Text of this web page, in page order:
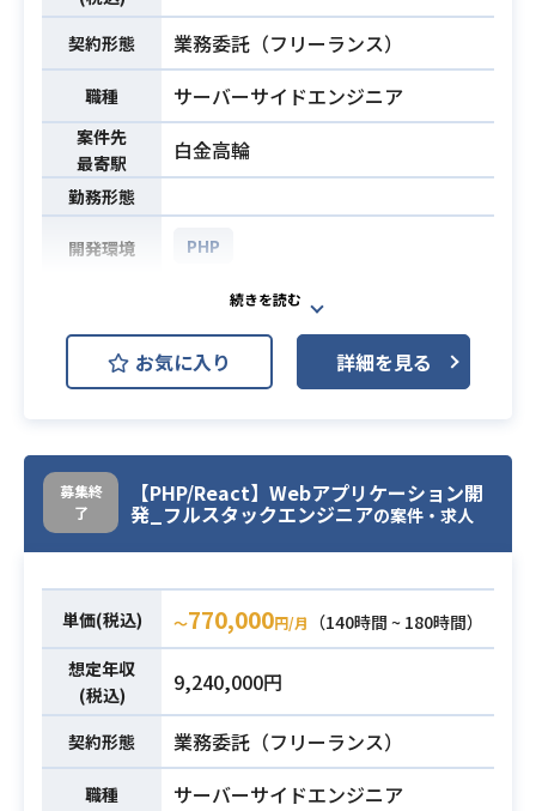
契約形態
業務委託（フリーランス）
職種 サーバーサイドエンジニア
案件先
最寄駅
白金高輪
勤務形態
開発環境 PHP
業務内容
タブレットレジサービス開発案件の
サーバーサイドエンジニアとして携
わっていただきます。
【案件詳細】
の開発
・サービス志向性の強い方
・要件定義〜テストまで自走できる
方
お気に入り 詳細を見る
募集終
了
【PHP/React】Webアプリケーション開
発_フルスタックエンジニアの案件・求人
単価(税込) 〜770,000円/月
（140時間 ~ 180時間）
想定年収
(税込)
9,240,000円
契約形態 業務委託（フリーランス）
職種 サーバーサイドエンジニア